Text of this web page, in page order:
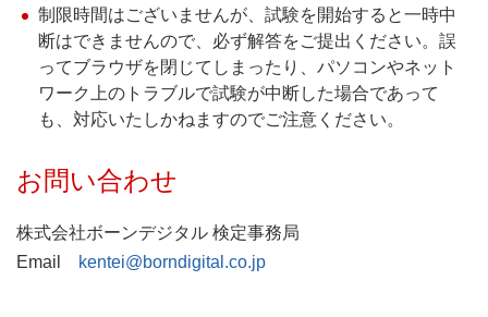
制限時間はございませんが、試験を開始すると一時中
断はできませんので、必ず解答をご提出ください。誤
ってブラウザを閉じてしまったり、パソコンやネット
ワーク上のトラブルで試験が中断した場合であって
も、対応いたしかねますのでご注意ください。
お問い合わせ
株式会社ボーンデジタル 検定事務局
Email
kentei@borndigital.co.jp